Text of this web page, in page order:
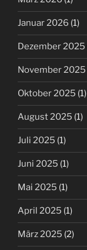
Januar 2026 (1)
Dezember 2025
November 2025
Oktober 2025 (1)
August 2025 (1)
Juli 2025 (1)
Juni 2025 (1)
Mai 2025 (1)
April 2025 (1)
März 2025 (2)